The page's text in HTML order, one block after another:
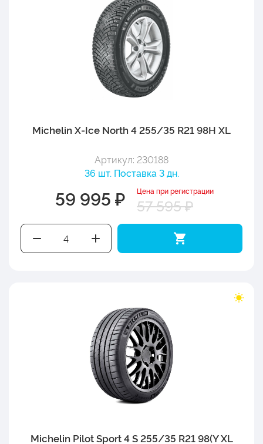
Michelin X-Ice North 4 255/35 R21 98H XL
Артикул: 230188
36 шт. Поставка 3 дн.
59 995 ₽ Цена при регистрации
57 595 ₽
Michelin Pilot Sport 4 S 255/35 R21 98(Y XL